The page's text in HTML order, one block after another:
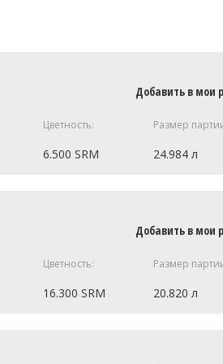
Добавить в мои
Цветность: Размер
6.500 SRM 24.984 л
Добавить в мои
Цветность: Размер
16.300 SRM 20.820 л